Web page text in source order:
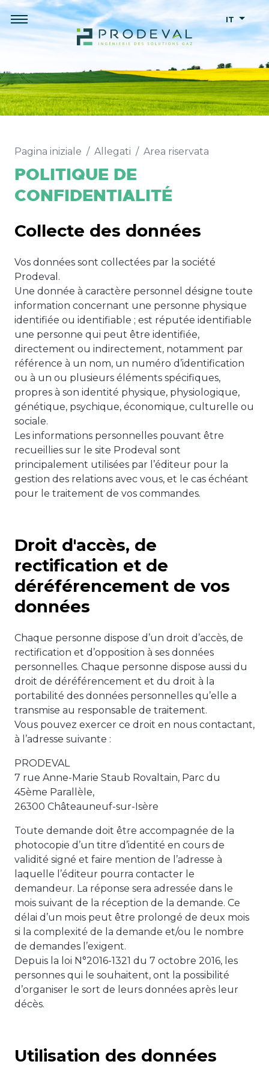
IT
Pagina iniziale Allegati Area riservata
POLITIQUE DE
CONFIDENTIALITÉ
Collecte des données
Vos données sont collectées par la société
Prodeval.
Une donnée à caractère personnel désigne toute
information concernant une personne physique
identifiée ou identifiable ; est réputée identifiable
une personne qui peut être identifiée,
directement ou indirectement, notamment par
référence à un nom, un numéro d’identification
ou à un ou plusieurs éléments spécifiques,
propres à son identité physique, physiologique,
génétique, psychique, économique, culturelle ou
sociale.
Les informations personnelles pouvant être
recueillies sur le site Prodeval sont
principalement utilisées par l’éditeur pour la
gestion des relations avec vous, et le cas échéant
pour le traitement de vos commandes.
Droit d'accès, de
rectification et de
déréférencement de vos
données
Chaque personne dispose d’un droit d’accès, de
rectification et d’opposition à ses données
personnelles. Chaque personne dispose aussi du
droit de déréférencement et du droit à la
portabilité des données personnelles qu’elle a
transmise au responsable de traitement.
Vous pouvez exercer ce droit en nous contactant,
à l’adresse suivante :
PRODEVAL
7 rue Anne-Marie Staub Rovaltain, Parc du
45ème Parallèle,
26300 Châteauneuf-sur-Isère
Toute demande doit être accompagnée de la
photocopie d’un titre d’identité en cours de
validité signé et faire mention de l’adresse à
laquelle l’éditeur pourra contacter le
demandeur. La réponse sera adressée dans le
mois suivant de la réception de la demande. Ce
délai d’un mois peut être prolongé de deux mois
si la complexité de la demande et/ou le nombre
de demandes l’exigent.
Depuis la loi N°2016-1321 du 7 octobre 2016, les
personnes qui le souhaitent, ont la possibilité
d’organiser le sort de leurs données après leur
décès.
Utilisation des données